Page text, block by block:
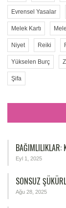
Evrensel Yasalar
Melek Kartı
Niyet Reiki
Yükselen Burç
Şifa
BAĞIMLILIKLAR:
Eyl 1, 2025
SONSUZ
Ağu 28, 2025